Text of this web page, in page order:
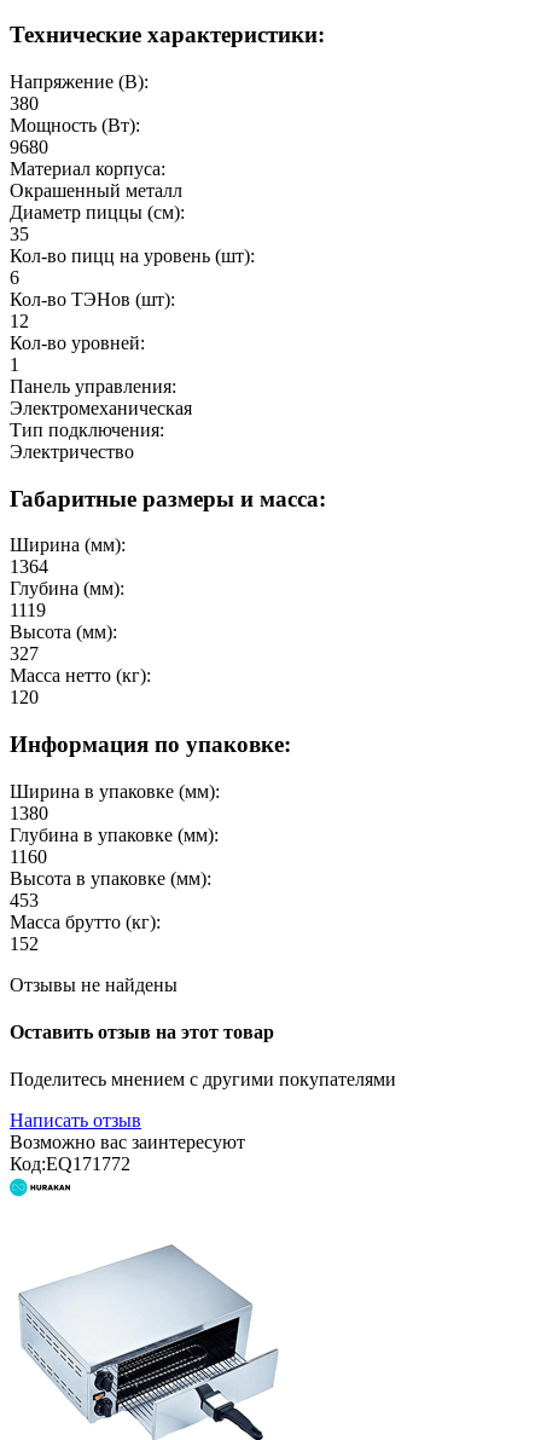
Технические характеристики:
Напряжение (В):
380
Мощность (Вт):
9680
Материал корпуса:
Окрашенный металл
Диаметр пиццы (см):
35
Кол-во пицц на уровень (шт):
6
Кол-во ТЭНов (шт):
12
Кол-во уровней:
1
Панель управления:
Электромеханическая
Тип подключения:
Электричество
Габаритные размеры и масса:
Ширина (мм):
1364
Глубина (мм):
1119
Высота (мм):
327
Масса нетто (кг):
120
Информация по упаковке:
Ширина в упаковке (мм):
1380
Глубина в упаковке (мм):
1160
Высота в упаковке (мм):
453
Масса брутто (кг):
152
Отзывы не найдены
Оставить отзыв на этот товар
Поделитесь мнением с другими покупателями
Написать отзыв
Возможно вас заинтересуют
Код:EQ171772